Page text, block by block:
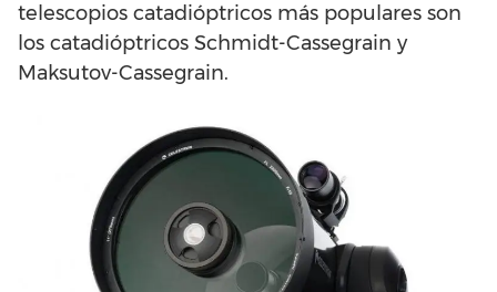
telescopios catadióptricos más populares son
los catadióptricos Schmidt-Cassegrain y
Maksutov-Cassegrain.